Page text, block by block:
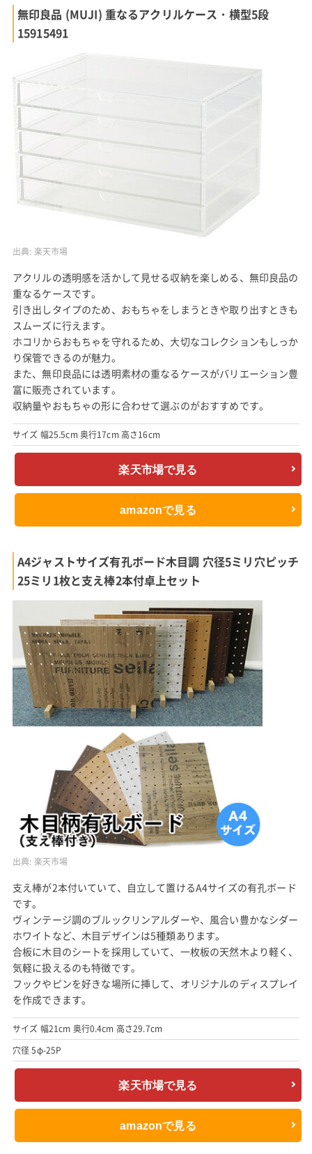
無印良品 (MUJI) 重なるアクリルケース・横型5段
15915491
出典: 楽天市場
アクリルの透明感を活かして見せる収納を楽しめる、無印良品の
重なるケースです。
引き出しタイプのため、おもちゃをしまうときや取り出すときも
スムーズに行えます。
ホコリからおもちゃを守れるため、大切なコレクションもしっか
り保管できるのが魅力。
また、無印良品には透明素材の重なるケースがバリエーション豊
富に販売されています。
収納量やおもちゃの形に合わせて選ぶのがおすすめです。
サイズ 幅25.5cm 奥行17cm 高さ16cm
楽天市場で見る
amazonで見る
A4ジャストサイズ有孔ボード木目調 穴径5ミリ穴ピッチ
25ミリ1枚と支え棒2本付卓上セット
出典: 楽天市場
支え棒が2本付いていて、自立して置けるA4サイズの有孔ボード
です。
ヴィンテージ調のブルックリンアルダーや、風合い豊かなシダー
ホワイトなど、木目デザインは5種類あります。
合板に木目のシートを採用していて、一枚板の天然木より軽く、
気軽に扱えるのも特徴です。
フックやピンを好きな場所に挿して、オリジナルのディスプレイ
を作成できます。
サイズ 幅21cm 奥行0.4cm 高さ29.7cm
穴径 5φ-25P
楽天市場で見る
amazonで見る